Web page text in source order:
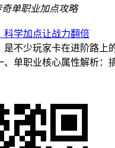
奇单职业加点攻略
科学加点让战力翻倍
不少玩家卡在进阶路
单职业核心属性解析